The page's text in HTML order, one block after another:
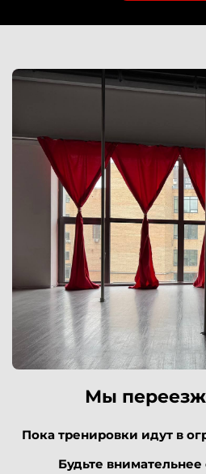
Мы
Пока тренировки идут в
Будьте